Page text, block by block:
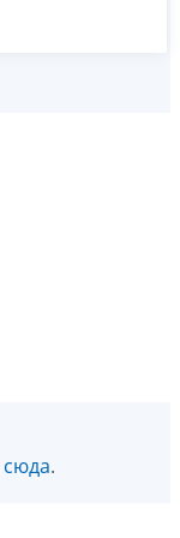
сюда.